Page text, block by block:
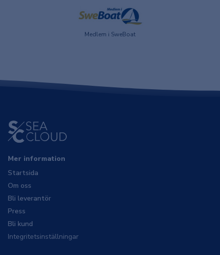
Medlem i SweBoat
Mer information
Startsida
Om oss
Bli leverantör
Press
Bli kund
Integritetsinställningar